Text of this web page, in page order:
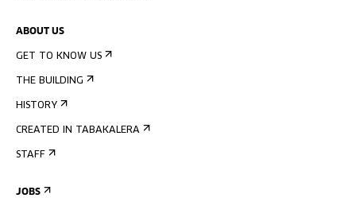
ABOUT US
GET TO KNOW US
THE BUILDING
HISTORY
CREATED IN TABAKALERA
STAFF
JOBS